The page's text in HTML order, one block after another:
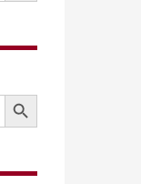
SEARCH BUTTON